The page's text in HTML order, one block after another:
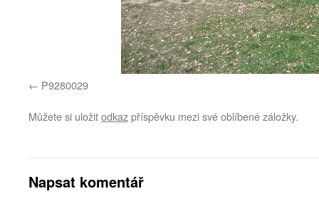
P9280029
Můžete si uložitodkazpříspěvku mezi své oblíbené záložky.
Napsat komentář